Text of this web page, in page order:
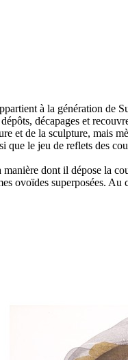
à la génération de
décapages et
et de la sculpture, mais
que le jeu de reflets des
dont il dépose la
ovoïdes superposées.